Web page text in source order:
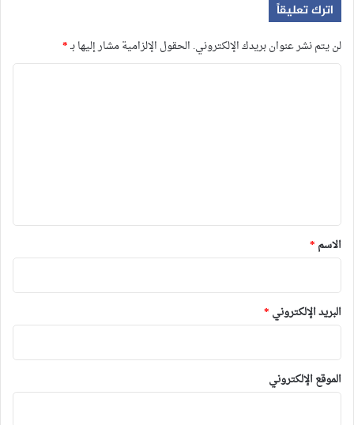
اترك تعليقاً
لن يتم نشر عنوان بريدك الإلكتروني. الحقول الإلزامية مشار إليها بـ*
*
الاسم *
البريد الإلكتروني *
الموقع الإلكتروني